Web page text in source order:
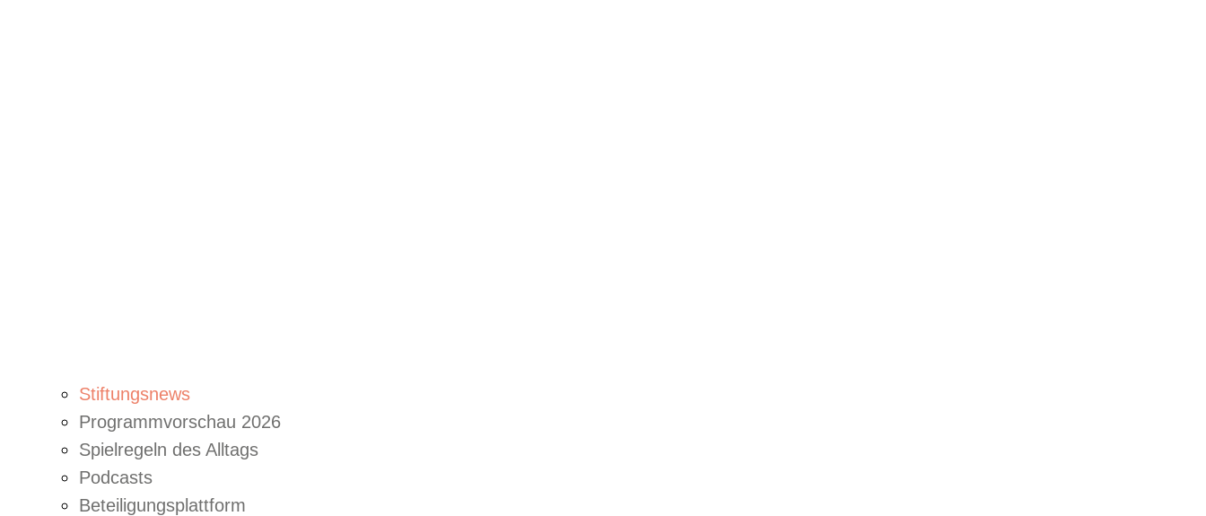
Stiftungsnews
Programmvorschau 2026
Spielregeln des Alltags
Podcasts
Beteiligungsplattform